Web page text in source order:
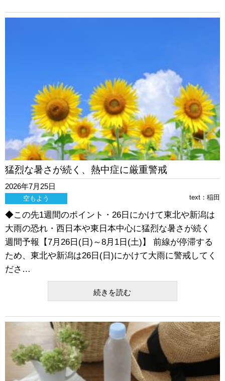
猛烈な暑さが続く、熱中症に厳重警戒
2026年7月25日
空もよう text： 稲田
◆この先1週間のポイント・26日にかけて東北や新潟は
大雨の恐れ・西日本や東日本中心に猛烈な暑さが続く
週間予報【7月26日(日)～8月1日(土)】 前線が停滞する
ため、東北や新潟は26日(日)にかけて大雨に警戒してく
ださ…
続きを読む